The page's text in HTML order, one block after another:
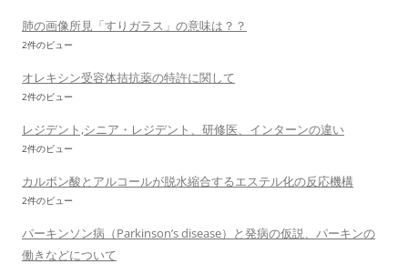
肺の画像所見「すりガラス」の意味は？？
2件のビュー
オレキシン受容体拮抗薬の特許に関して
2件のビュー
レジデント,シニア・レジデント、研修医、インターンの違い
2件のビュー
カルボン酸とアルコールが脱水縮合するエステル化の反応機構
2件のビュー
パーキンソン病（Parkinson’s disease）と発病の仮説、パーキンの
働きなどについて